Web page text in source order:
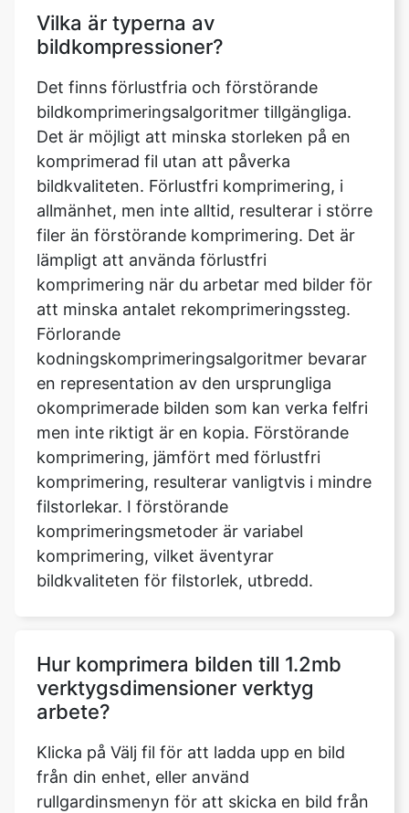
Det finns förlustfria och förstörande
bildkomprimeringsalgoritmer tillgängliga.
Det är möjligt att minska storleken på en
komprimerad fil utan att påverka
bildkvaliteten. Förlustfri komprimering, i
allmänhet, men inte alltid, resulterar i större
filer än förstörande komprimering. Det är
lämpligt att använda förlustfri
komprimering när du arbetar med bilder för
att minska antalet rekomprimeringssteg.
Förlorande
kodningskomprimeringsalgoritmer bevarar
en representation av den ursprungliga
okomprimerade bilden som kan verka felfri
men inte riktigt är en kopia. Förstörande
komprimering, jämfört med förlustfri
komprimering, resulterar vanligtvis i mindre
filstorlekar. I förstörande
komprimeringsmetoder är variabel
komprimering, vilket äventyrar
bildkvaliteten för filstorlek, utbredd.
Hur komprimera bilden till 1.2mb
Klicka på Välj fil för att ladda upp en bild
från din enhet, eller använd
rullgardinsmenyn för att skicka en bild från
Dropbox eller Google Drive. Du kan nu välja
de filer du vill ladda upp. Dessa faktorer
inkluderar bildens namn, dess storlek, typ